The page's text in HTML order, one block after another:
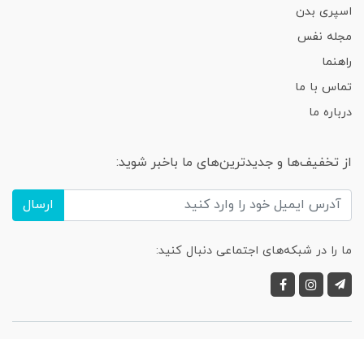
اسپری بدن
مجله نفس
راهنما
تماس با ما
درباره ما
از تخفیف‌ها و جدیدترین‌های ما باخبر شوید:
ارسال
ما را در شبکه‌های اجتماعی دنبال کنید: